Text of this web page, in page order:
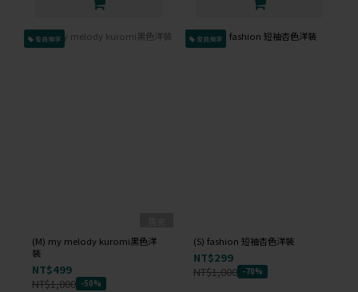
會員獨享
(M) my melody kuromi黑色洋
裝
NT$499
NT$1,000 -50%
會員獨享
(S) fashion 短袖杏色洋裝
NT$299
NT$1,000 -70%